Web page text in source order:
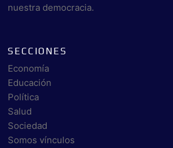
nuestra democracia.
SECCIONES
Economía
Educación
Política
Salud
Sociedad
Somos vínculos